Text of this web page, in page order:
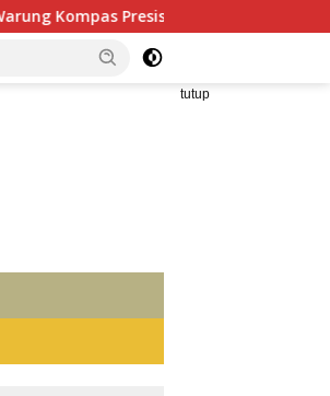
Komunikasi Perkuat Sinergi untuk
tutup